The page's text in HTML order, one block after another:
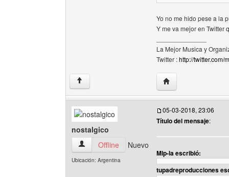
Yo no me hido pese a la
Y me va mejor en Twitter
La Mejor Musica y
Twitter :http://twitter.com/
↑ Visitar sitio web del
nostalgico
nostalgico Ver perfil del usuario
Offline Nuevo
Ubicación: Argentina
05-03-2018, 23:06
Título del mensaje:
Mlp-la escribió:
tupadreproducciones